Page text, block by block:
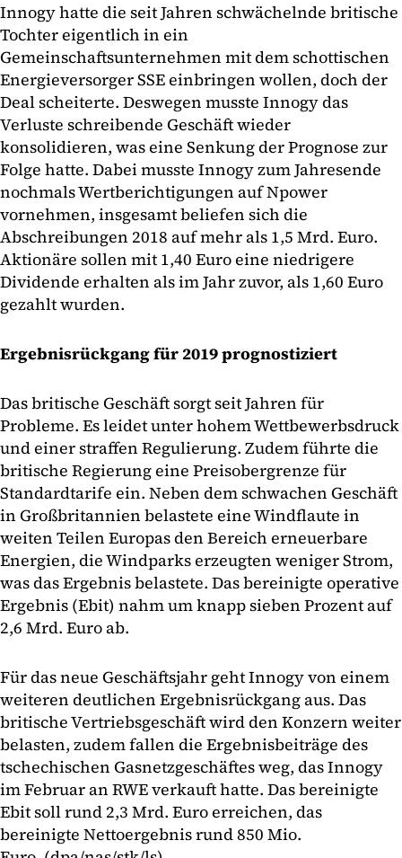
Innogy hatte die seit Jahren schwächelnde britische
Tochter eigentlich in ein
Gemeinschaftsunternehmen mit dem schottischen
Energieversorger SSE einbringen wollen, doch der
Deal scheiterte. Deswegen musste Innogy das
Verluste schreibende Geschäft wieder
konsolidieren, was eine Senkung der Prognose zur
Folge hatte. Dabei musste Innogy zum Jahresende
nochmals Wertberichtigungen auf Npower
vornehmen, insgesamt beliefen sich die
Abschreibungen 2018 auf mehr als 1,5 Mrd. Euro.
Aktionäre sollen mit 1,40 Euro eine niedrigere
Dividende erhalten als im Jahr zuvor, als 1,60 Euro
gezahlt wurden.
Ergebnisrückgang für 2019 prognostiziert
Das britische Geschäft sorgt seit Jahren für
Probleme. Es leidet unter hohem Wettbewerbsdruck
und einer straffen Regulierung. Zudem führte die
britische Regierung eine Preisobergrenze für
Standardtarife ein. Neben dem schwachen Geschäft
in Großbritannien belastete eine Windflaute in
weiten Teilen Europas den Bereich erneuerbare
Energien, die Windparks erzeugten weniger Strom,
was das Ergebnis belastete. Das bereinigte operative
Ergebnis (Ebit) nahm um knapp sieben Prozent auf
2,6 Mrd. Euro ab.
Für das neue Geschäftsjahr geht Innogy von einem
weiteren deutlichen Ergebnisrückgang aus. Das
britische Vertriebsgeschäft wird den Konzern weiter
belasten, zudem fallen die Ergebnisbeiträge des
tschechischen Gasnetzgeschäftes weg, das Innogy
im Februar an RWE verkauft hatte. Das bereinigte
Ebit soll rund 2,3 Mrd. Euro erreichen, das
bereinigte Nettoergebnis rund 850 Mio.